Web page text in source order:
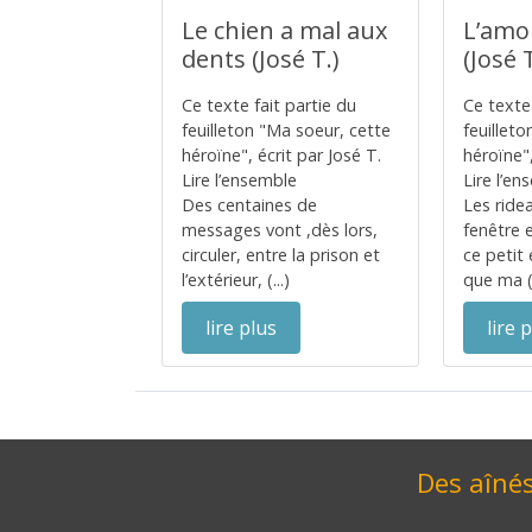
Le chien a mal aux
dents (José T.)
Ce texte fait partie du
feuilleton "Ma soeur, cette
héroïne", écrit par José T.
Lire l’ensemble
Des centaines de
messages vont ,dès lors,
circuler, entre la prison et
l’extérieur, (...)
lire plus
(José
Ce
Lire
Les
fenêtre
ce petit
que ma
lire
Des